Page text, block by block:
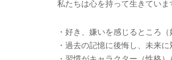
私たちは心を持って生きてい
・好き、嫌いを感じるところ
・過去の記憶に後悔し、未来